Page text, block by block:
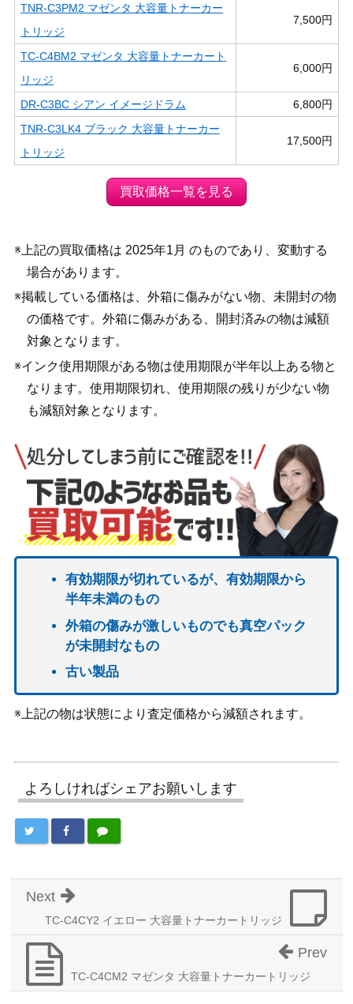
TNR-C3PM2 マゼンタ 大容量トナーカー
トリッジ
7,500円
TC-C4BM2 マゼンタ 大容量トナーカート
リッジ
6,000円
DR-C3BC シアン イメージドラム
6,800円
TNR-C3LK4 ブラック 大容量トナーカー
トリッジ
17,500円
買取価格一覧を見る
※上記の買取価格は 2025年1月 のものであり、変動する
場合があります。
※掲載している価格は、外箱に傷みがない物、未開封の物
の価格です。外箱に傷みがある、開封済みの物は減額
対象となります。
※インク使用期限がある物は使用期限が半年以上ある物と
なります。使用期限切れ、使用期限の残りが少ない物
も減額対象となります。
有効期限が切れているが、有効期限から
半年未満のもの
外箱の傷みが激しいものでも真空パック
が未開封なもの
古い製品
※上記の物は状態により査定価格から減額されます。
よろしければシェアお願いします
TC-C4CY2 イエロー 大容量トナーカートリッジ
Next
TC-C4CM2 マゼンタ 大容量トナーカートリッジ
Prev